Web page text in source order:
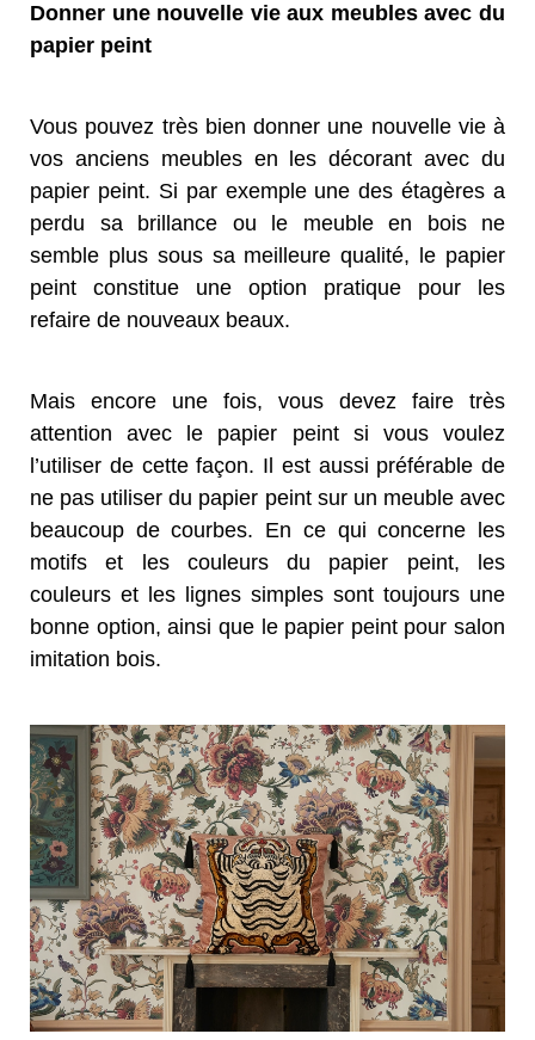
Donner une nouvelle vie aux meubles avec du
papier peint
Vous pouvez très bien donner une nouvelle vie à
vos anciens meubles en les décorant avec du
papier peint. Si par exemple une des étagères a
perdu sa brillance ou le meuble en bois ne
semble plus sous sa meilleure qualité, le papier
peint constitue une option pratique pour les
refaire de nouveaux beaux.
Mais encore une fois, vous devez faire très
attention avec le papier peint si vous voulez
l’utiliser de cette façon. Il est aussi préférable de
ne pas utiliser du papier peint sur un meuble avec
beaucoup de courbes. En ce qui concerne les
motifs et les couleurs du papier peint, les
couleurs et les lignes simples sont toujours une
bonne option, ainsi que le papier peint pour salon
imitation bois.